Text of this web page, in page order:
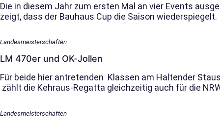
Die in diesem Jahr zum ersten Mal an vier Events
zeigt, dass der Bauhaus Cup die Saison wiederspiegelt.
Landesmeisterschaften
LM 470er und OK-Jollen
Für beide hier antretenden Klassen am Haltender
zählt die Kehraus-Regatta gleichzeitig auch für die
Landesmeisterschaften